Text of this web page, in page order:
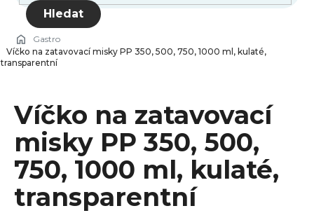
Hledat
Gastro
Víčko na zatavovací misky PP 350, 500, 750, 1000 ml, kulaté,
transparentní
Víčko na zatavovací
misky PP 350, 500,
750, 1000 ml, kulaté,
transparentní